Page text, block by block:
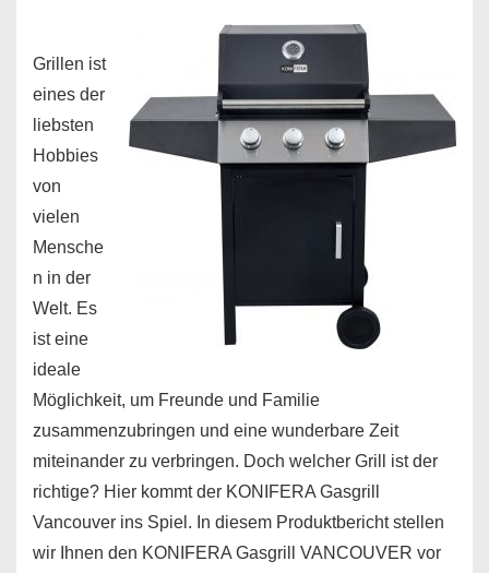
Grillen ist
eines der
liebsten
Hobbies
von
vielen
Mensche
n in der
Welt. Es
ist eine
ideale
Möglichkeit, um Freunde und Familie
zusammenzubringen und eine wunderbare Zeit
miteinander zu verbringen. Doch welcher Grill ist der
richtige? Hier kommt der KONIFERA Gasgrill
Vancouver ins Spiel. In diesem Produktbericht stellen
wir Ihnen den KONIFERA Gasgrill VANCOUVER vor